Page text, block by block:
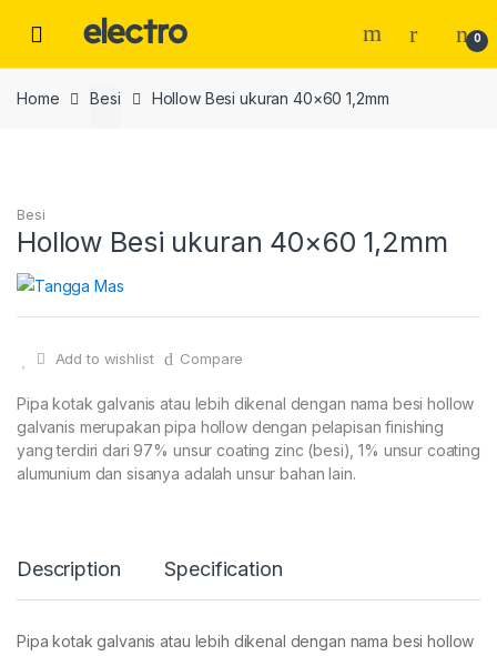
0
Home Besi Hollow Besi ukuran 40×60 1,2mm
Besi
Hollow Besi ukuran 40×60 1,2mm
Add to wishlist Compare
Pipa kotak galvanis atau lebih dikenal dengan nama besi hollow
galvanis merupakan pipa hollow dengan pelapisan finishing
yang terdiri dari 97% unsur coating zinc (besi), 1% unsur coating
alumunium dan sisanya adalah unsur bahan lain.
Description Specification
Pipa kotak galvanis atau lebih dikenal dengan nama besi hollow